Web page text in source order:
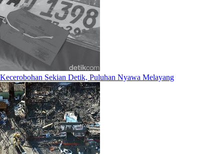
Kecerobohan Sekian Detik, Puluhan Nyawa Melayang